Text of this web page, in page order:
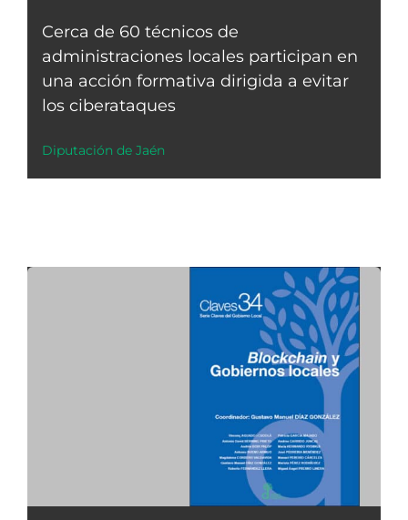
Cerca de 60 técnicos de
administraciones locales participan en
una acción formativa dirigida a evitar
los ciberataques
Diputación de Jaén